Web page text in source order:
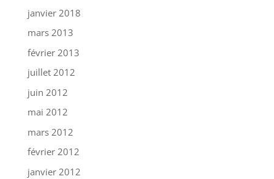
janvier 2018
mars 2013
février 2013
juillet 2012
juin 2012
mai 2012
mars 2012
février 2012
janvier 2012